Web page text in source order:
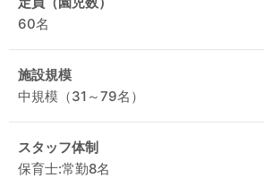
60名
施設規模
中規模（31～79名）
スタッフ体制
保育士:常勤8名